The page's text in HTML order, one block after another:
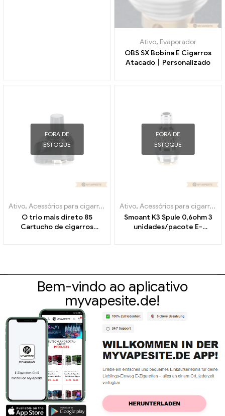
Ativo, Evaporador
OBS SX Bobina E Cigarros
Atacado丨Personalizado
FORA DE
ESTOQUE
Ativo, Acessórios para cigarros eletrônicos ,Evaporador
O trio mais direto 85
Cartucho de cigarros
FORA DE
ESTOQUE
Ativo, Acessórios para cigarros eletrônicos
Smoant K3 Spule 0,6ohm 3
unidades/pacote E-
Bem-vindo ao aplicativo
myvapesite.de!